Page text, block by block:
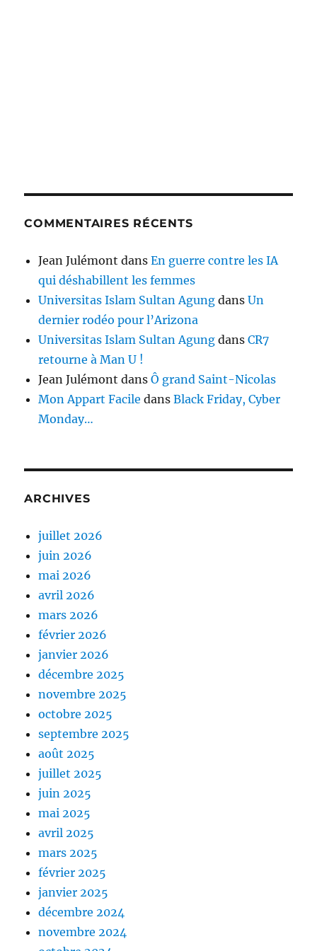
COMMENTAIRES RÉCENTS
Jean Julémont dansEn guerre contre les IA
qui déshabillent les femmes
Universitas Islam Sultan Agung dansUn
dernier rodéo pour l’Arizona
Universitas Islam Sultan Agung dansCR7
retourne à Man U !
Jean Julémont dansÔ grand Saint-Nicolas
Mon Appart Facile dansBlack Friday, Cyber
Monday…
ARCHIVES
juillet 2026
juin 2026
mai 2026
avril 2026
mars 2026
février 2026
janvier 2026
décembre 2025
novembre 2025
octobre 2025
septembre 2025
août 2025
juillet 2025
juin 2025
mai 2025
avril 2025
mars 2025
février 2025
janvier 2025
décembre 2024
novembre 2024